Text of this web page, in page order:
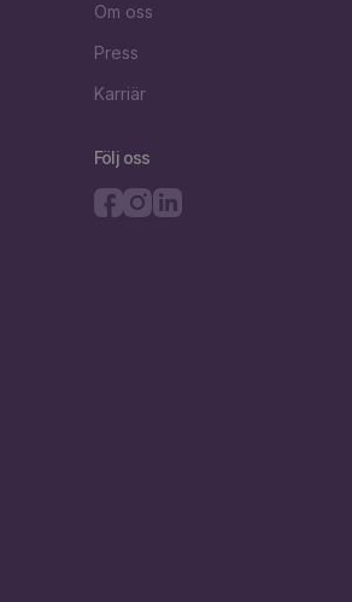
Om oss
Press
Karriär
Följ oss